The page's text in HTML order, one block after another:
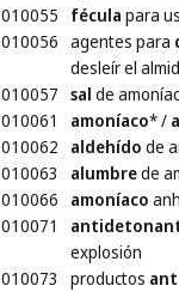
010055
fécula para
010056 agentes para
desleír el
010057 sal de
010061
amoníaco*/
010062
aldehído de
010063
alumbrede
010066
amoníaco
010071
explosión
010073
productos